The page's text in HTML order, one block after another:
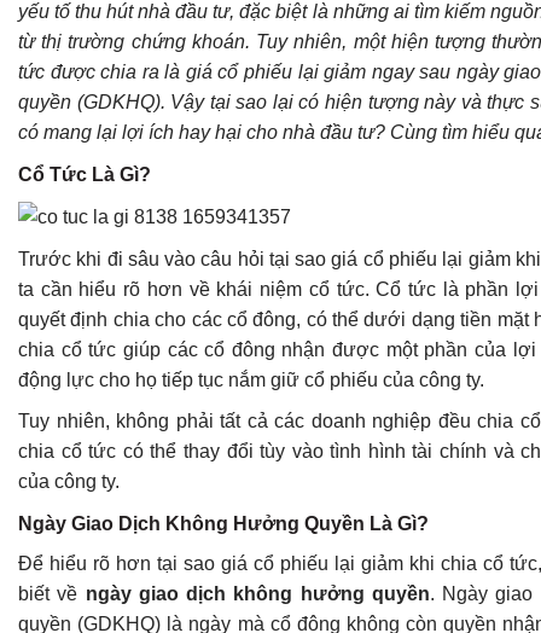
yếu tố thu hút nhà đầu tư, đặc biệt là những ai tìm kiếm
từ thị trường chứng khoán. Tuy nhiên, một hiện tượng
tức được chia ra là giá cổ phiếu lại giảm ngay sau ngày
quyền (GDKHQ). Vậy tại sao lại có hiện tượng này và thực
có mang lại lợi ích hay hại cho nhà đầu tư? Cùng tìm hiểu
Cổ Tức Là Gì?
Trước khi đi sâu vào câu hỏi tại sao giá cổ phiếu lại giảm
ta cần hiểu rõ hơn về khái niệm cổ tức. Cổ tức là phần
quyết định chia cho các cổ đông, có thể dưới dạng tiền mặt
chia cổ tức giúp các cổ đông nhận được một phần của lợi
động lực cho họ tiếp tục nắm giữ cổ phiếu của công ty.
Tuy nhiên, không phải tất cả các doanh nghiệp đều chia
chia cổ tức có thể thay đổi tùy vào tình hình tài chính và
của công ty.
Ngày Giao Dịch Không Hưởng Quyền Là Gì?
Để hiểu rõ hơn tại sao giá cổ phiếu lại giảm khi chia cổ
biết về ngày giao dịch không hưởng quyền. Ngày giao
quyền (GDKHQ) là ngày mà cổ đông không còn quyền